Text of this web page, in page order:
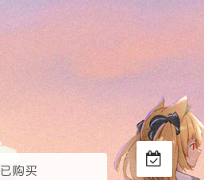
已购买